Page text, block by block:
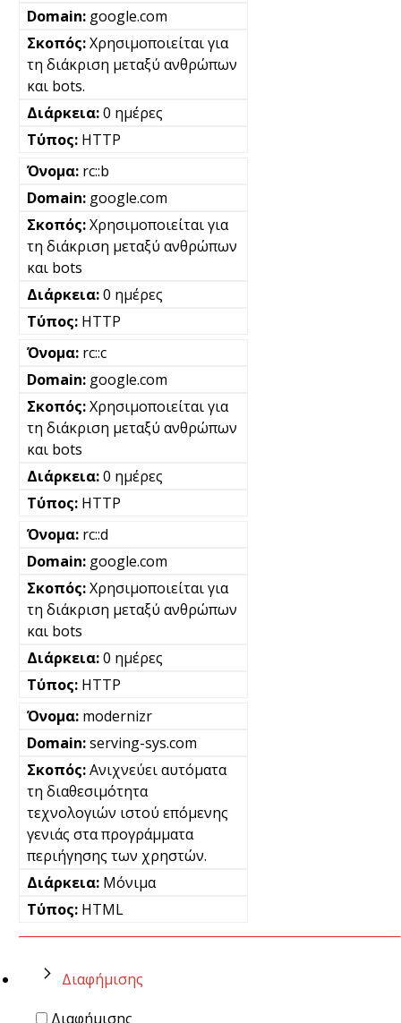
google.com
Χρησιμοποιείται για
τη διάκριση μεταξύ ανθρώπων
και bots.
0 ημέρες
HTTP
rc::b
google.com
Χρησιμοποιείται για
τη διάκριση μεταξύ ανθρώπων
και bots
0 ημέρες
HTTP
rc::c
google.com
Χρησιμοποιείται για
τη διάκριση μεταξύ ανθρώπων
και bots
0 ημέρες
HTTP
rc::d
google.com
Χρησιμοποιείται για
τη διάκριση μεταξύ ανθρώπων
και bots
0 ημέρες
HTTP
modernizr
serving-sys.com
Ανιχνεύει αυτόματα
τη διαθεσιμότητα
τεχνολογιών ιστού επόμενης
γενιάς στα προγράμματα
περιήγησης των χρηστών.
Μόνιμα
HTML
Διαφήμισης
Διαφήμισης